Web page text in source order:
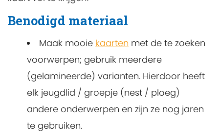
Benodigd materiaal
Maak mooie kaarten met de te zoeken
voorwerpen; gebruik meerdere
(gelamineerde) varianten. Hierdoor heeft
elk jeugdlid / groepje (nest / ploeg)
andere onderwerpen en zijn ze nog jaren
te gebruiken.